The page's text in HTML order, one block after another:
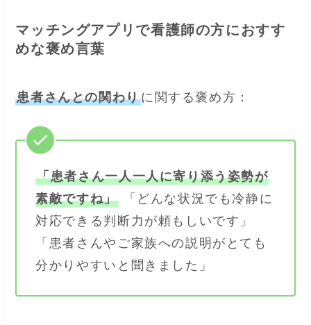
マッチングアプリで看護師の方におすす
めな褒め言葉
患者さんとの関わりに関する褒め方：
「患者さん一人一人に寄り添う姿勢が
素敵ですね」「どんな状況でも冷静に
対応できる判断力が頼もしいです」
「患者さんやご家族への説明がとても
分かりやすいと聞きました」